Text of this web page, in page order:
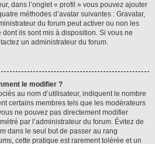
dans l’onglet « profil » vous pouvez ajouter
méthodes d’avatar suivantes : Gravatar,
du forum peut activer ou non les
ils sont mis à disposition. Si vous ne
un administrateur du forum.
le modifier ?
au nom d’utilisateur, indiquent le nombre
certains membres tels que les modérateurs
ne pouvez pas directement modifier
par l’administrateur du forum. Évitez de
dans le seul but de passer au rang
cette pratique est rarement tolérée et un